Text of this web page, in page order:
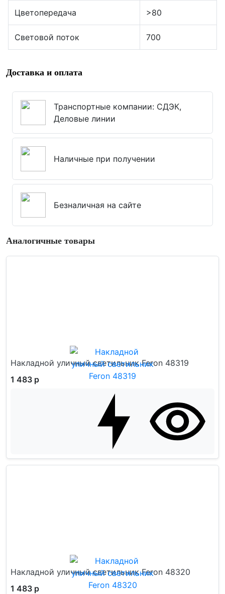
Цветопередача >80
Световой поток 700
Доставка и оплата
Транспортные компании: СДЭК,
Деловые линии
Наличные при получении
Безналичная на сайте
Аналогичные товары
Накладной уличный светильник Feron 48319
1 483 р
Накладной уличный светильник Feron 48320
1 483 р